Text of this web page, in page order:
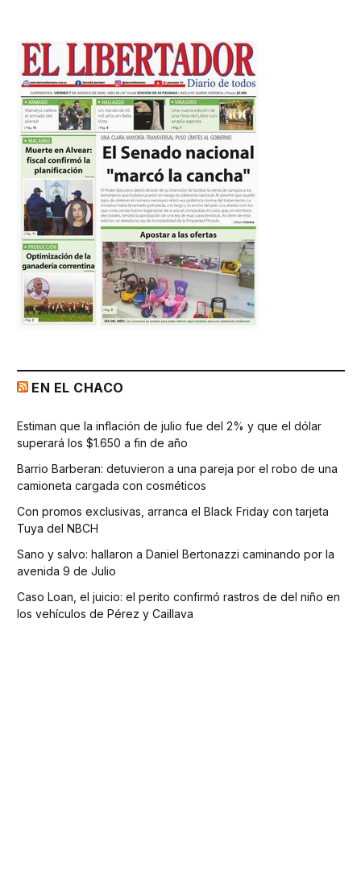
EN EL CHACO
Estiman que la inflación de julio fue del 2% y que el dólar
superará los $1.650 a fin de año
Barrio Barberan: detuvieron a una pareja por el robo de una
camioneta cargada con cosméticos
Con promos exclusivas, arranca el Black Friday con tarjeta
Tuya del NBCH
Sano y salvo: hallaron a Daniel Bertonazzi caminando por la
avenida 9 de Julio
Caso Loan, el juicio: el perito confirmó rastros de del niño en
los vehículos de Pérez y Caillava